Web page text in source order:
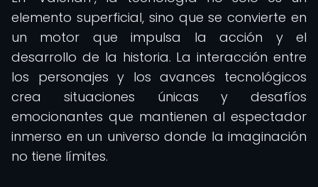
elemento superficial, sino que se convierte en
un motor que impulsa la acción y el
desarrollo de la historia. La interacción entre
los personajes y los avances tecnológicos
crea situaciones únicas y desafíos
emocionantes que mantienen al espectador
inmerso en un universo donde la imaginación
no tiene límites.